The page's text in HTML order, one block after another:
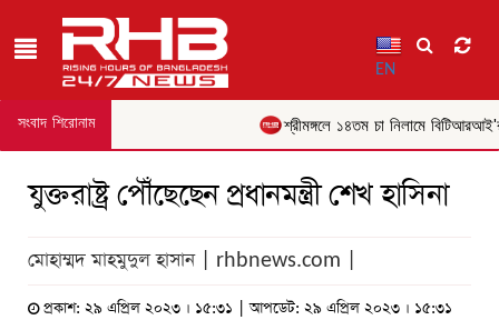
EN
সংবাদ শিরোনাম শ্রীমঙ্গলে ১৪তম চা নিলামে
যুক্তরাষ্ট্র পৌঁছেছেন প্রধানমন্ত্রী শেখ হাসিনা
মোহাম্মদ মাহমুদুল হাসান | rhbnews.com |
প্রকাশ: ২৯ এপ্রিল ২০২৩ । ১৫:৩১ | আপডেট: ২৯ এপ্রিল ২০২৩ । ১৫:৩১